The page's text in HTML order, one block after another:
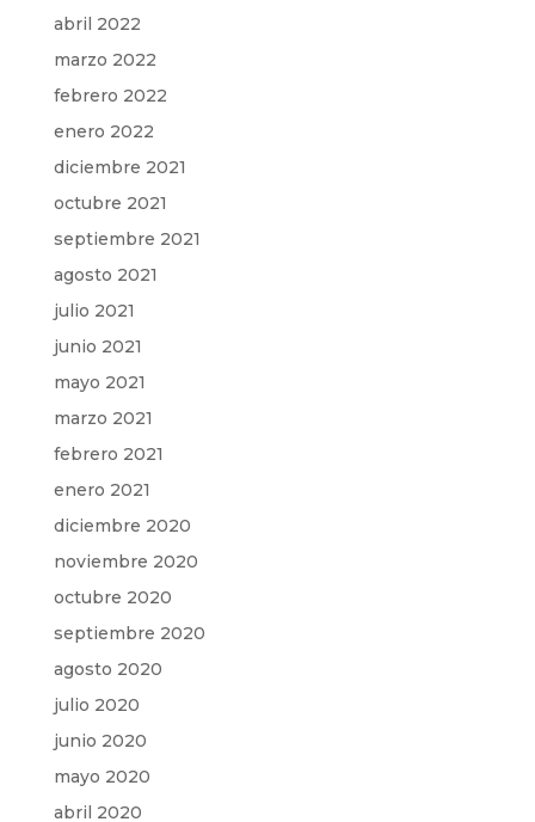
abril 2022
marzo 2022
febrero 2022
enero 2022
diciembre 2021
octubre 2021
septiembre 2021
agosto 2021
julio 2021
junio 2021
mayo 2021
marzo 2021
febrero 2021
enero 2021
diciembre 2020
noviembre 2020
octubre 2020
septiembre 2020
agosto 2020
julio 2020
junio 2020
mayo 2020
abril 2020